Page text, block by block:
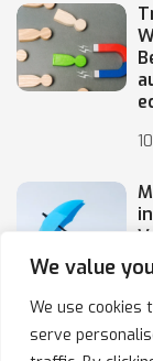
We value
We use cookies
serve